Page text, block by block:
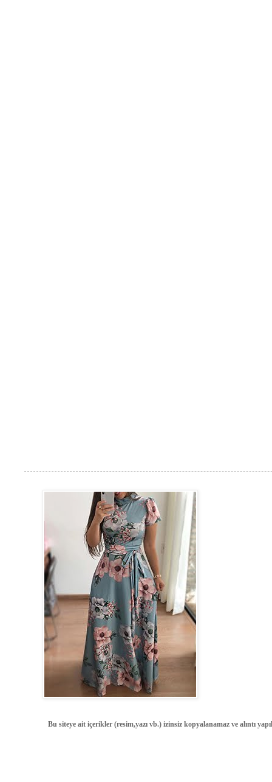
Bu siteye ait içerikler (resim,yazı vb.) izinsiz kopyalanamaz ve alıntı